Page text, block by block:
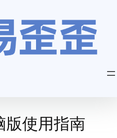
版使用指南